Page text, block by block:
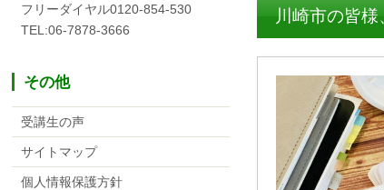
川崎市の皆
フリーダイヤル0120-854-530
TEL:06-7878-3666
その他
受講生の声
サイトマップ
個人情報保護方針